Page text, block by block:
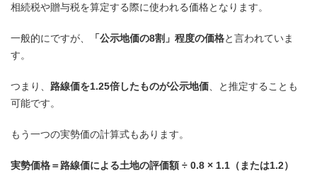
相続税や贈与税を算定する際に使われる価格となります。
一般的にですが、 「公示地価の8割」程度の価格と言われていま
す。
つまり、 路線価を1.25倍したものが公示地価 、と推定することも
可能です。
もう一つの実勢価の計算式もあります。
実勢価格＝路線価による土地の評価額 ÷ 0.8 × 1.1（または1.2）